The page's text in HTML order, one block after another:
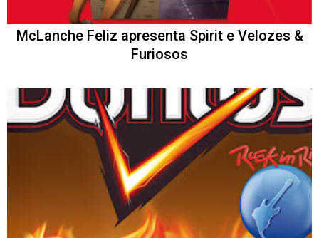
McLanche Feliz apresenta Spirit e Velozes &
Furiosos